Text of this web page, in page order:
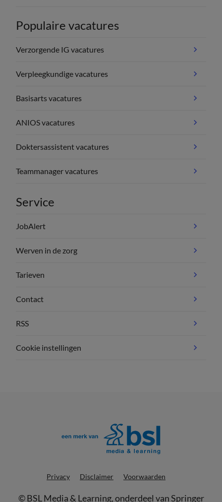
Populaire vacatures
Verzorgende IG vacatures
Verpleegkundige vacatures
Basisarts vacatures
ANIOS vacatures
Doktersassistent vacatures
Teammanager vacatures
Service
JobAlert
Werven in de zorg
Tarieven
Contact
RSS
Cookie instellingen
Privacy Disclaimer Voorwaarden
©BSL Media & Learning, onderdeel vanSpringer